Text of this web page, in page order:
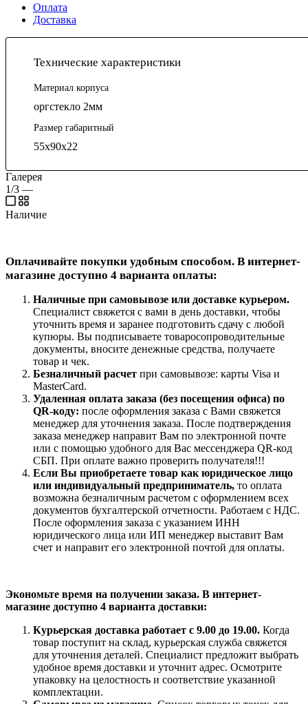
Оплата
Доставка
Технические характеристики
Материал корпуса
оргстекло 2мм
Размер габаритный
55х90х22
Галерея
1/3 —
Наличие
Оплачивайте покупки удобным способом. В интернет-
магазине доступно 4 варианта оплаты:
Наличные при самовывозе или доставке курьером.
Специалист свяжется с вами в день доставки, чтобы
уточнить время и заранее подготовить сдачу с любой
купюры. Вы подписываете товаросопроводительные
документы, вносите денежные средства, получаете
товар и чек.
Безналичный расчет при самовывозе: карты Visa и
MasterCard.
Удаленная оплата заказа (без посещения офиса) по
QR-коду: после оформления заказа с Вами свяжется
менеджер для уточнения заказа. После подтверждения
заказа менеджер направит Вам по электронной почте
или с помощью удобного для Вас мессенджера QR-код
СБП. При оплате важно проверить получателя!!!
Если Вы приобретаете товар как юридическое лицо
или индивидуальный предприниматель, то оплата
возможна безналичным расчетом с оформлением всех
документов бухгалтерской отчетности. Работаем с НДС.
После оформления заказа с указанием ИНН
юридического лица или ИП менеджер выставит Вам
счет и направит его электронной почтой для оплаты.
Экономьте время на получении заказа. В интернет-
магазине доступно 4 варианта доставки:
Курьерская доставка работает с 9.00 до 19.00. Когда
товар поступит на склад, курьерская служба свяжется
для уточнения деталей. Специалист предложит выбрать
удобное время доставки и уточнит адрес. Осмотрите
упаковку на целостность и соответствие указанной
комплектации.